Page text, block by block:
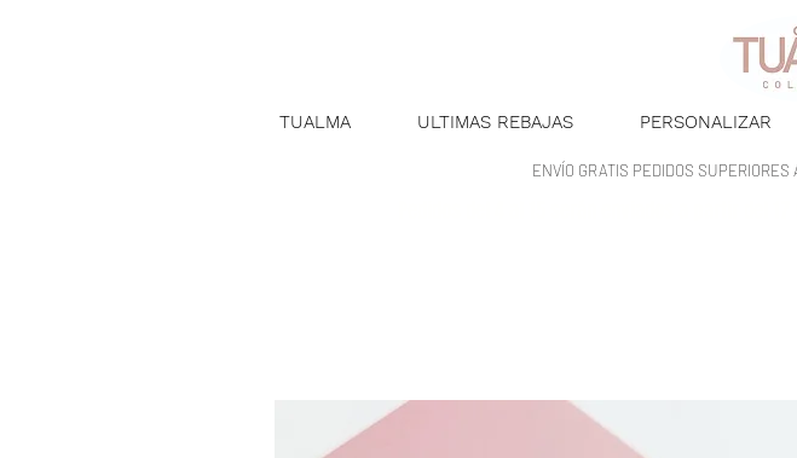
TUALMA ULTIMAS REBAJAS PERSONALIZAR
ENVÍO GRATIS PEDIDOS